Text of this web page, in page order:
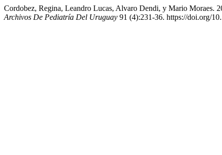
Cordobez, Regina, Leandro Lucas, Alvaro Dendi, y Mario Moraes.
Archivos De Pediatría Del Uruguay 91 (4):231-36. https://doi.org/